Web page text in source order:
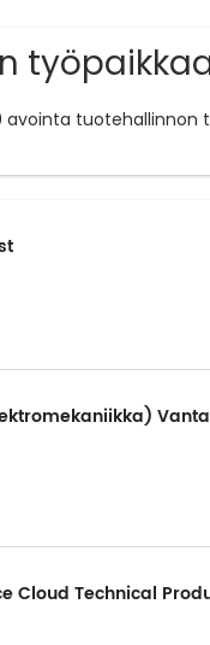
tuotehallinnon
Cloud Technical